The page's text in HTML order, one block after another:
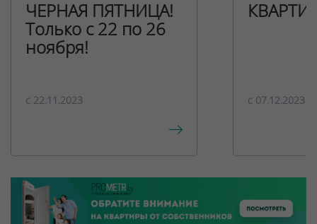
ЧЕРНАЯ ПЯТНИЦА!
Только с 22 по 26
ноября!
c 22.11.2023 c 07.12.2023